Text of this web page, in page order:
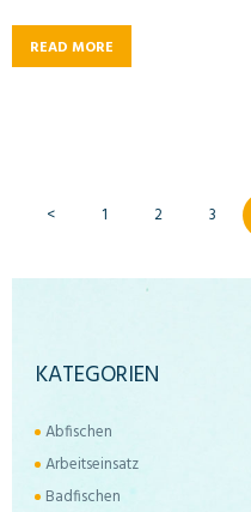
READ MORE
DER
BEITRÄGE
< PAGE
1 PAGE
2 PAGE
3
KATEGORIEN
Abfischen
Arbeitseinsatz
Badfischen